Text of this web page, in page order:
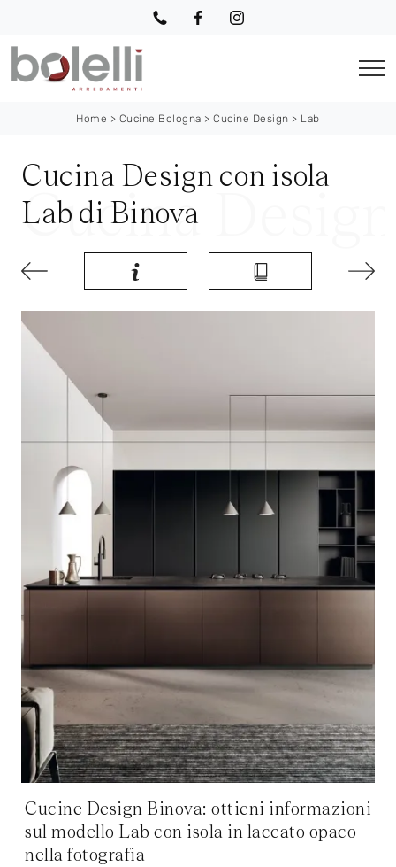
Home > Cucine Bologna >Cucine Design > Lab
Cucina Design con isola
Lab di Binova
Cucine Design Binova: ottieni informazioni
sul modello Lab con isola in laccato opaco
nella fotografia